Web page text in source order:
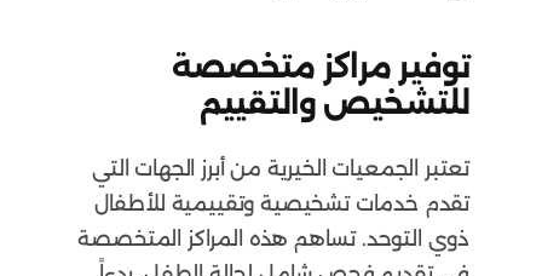
توفير مراكز متخصصة
للتشخيص والتقييم
تعتبر الجمعيات الخيرية من أبرز الجهات التي
تقدم خدمات تشخيصية وتقييمية للأطفال
ذوي التوحد. تساهم هذه المراكز المتخصصة